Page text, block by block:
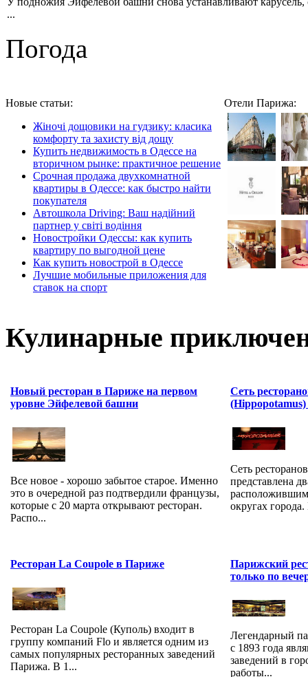
...
Погода
Новые статьи:
Жіночі дощовики на гудзику: класика
комфорту та захисту від дощу
Купить недвижимость в Одессе на
вторичном рынке: практичное решение
Срочная продажа двухкомнатной
квартиры в Одессе: как быстро найти
покупателя
Автошкола Driving: Ваш надійний
партнер у світі водіння
Новостройки Одессы: как купить
квартиру по выгодной цене
Как купить новострой в Одессе
Лучшие мобильные приложения для
ставок на спорт
Отели Парижа:
Кулинарные
Новый ресторан в Париже на первом
уровне Эйфелевой башни
Все новое - хорошо забытое старое. Именно
это в очередной раз подтвердили французы,
которые с 20 марта открывают ресторан.
Распо...
Сеть
Сеть
представлена
округах
Ресторан La Coupole в Париже
Ресторан La Coupole (Куполь) входит в
группу компаний Flo и является одним из
самых популярных ресторанных заведений
Парижа. В 1...
Парижский
только по
Легендарный
с 1893 года
заведений в
работы...